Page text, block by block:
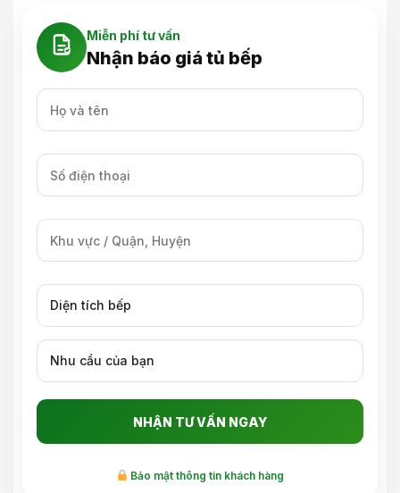
Miễn phí tư vấn
Nhận báo giá tủ bếp
Bảo mật thông tin khách hàng